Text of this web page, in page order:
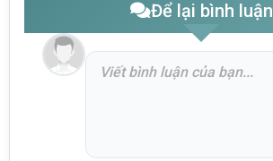
Để lại bình luận